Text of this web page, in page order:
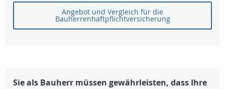
Angebot und Vergleich für die
Bauherrenhaftpflichtversicherung
Sie als Bauherr müssen gewährleisten, dass Ihre